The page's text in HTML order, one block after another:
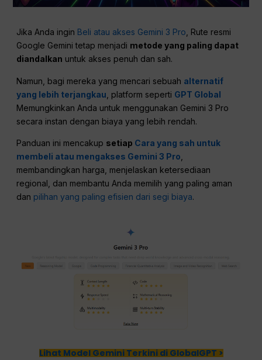
Jika Anda ingin Beli atau akses Gemini 3 Pro , Rute resmi
Google Gemini tetap menjadi metode yang paling dapat
diandalkan untuk akses penuh dan sah.
Namun, bagi mereka yang mencari sebuah alternatif
yang lebih terjangkau , platform seperti GPT Global
Memungkinkan Anda untuk menggunakan Gemini 3 Pro
secara instan dengan biaya yang lebih rendah.
Panduan ini mencakup setiap Cara yang sah untuk
membeli atau mengakses Gemini 3 Pro
membandingkan harga, menjelaskan ketersediaan
regional, dan membantu Anda memilih yang paling aman
dan pilihan yang paling efisien dari segi biaya.
Lihat Model Gemini Terkini di GlobalGPT >